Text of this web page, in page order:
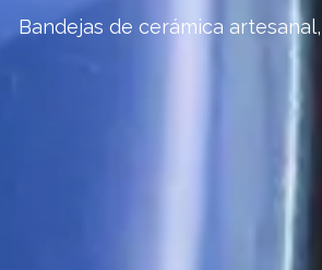
Bandejas de cerámica